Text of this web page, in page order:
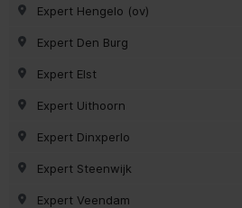
Expert Hengelo (ov)
Expert Den Burg
Expert Elst
Expert Uithoorn
Expert Dinxperlo
Expert Steenwijk
Expert Veendam